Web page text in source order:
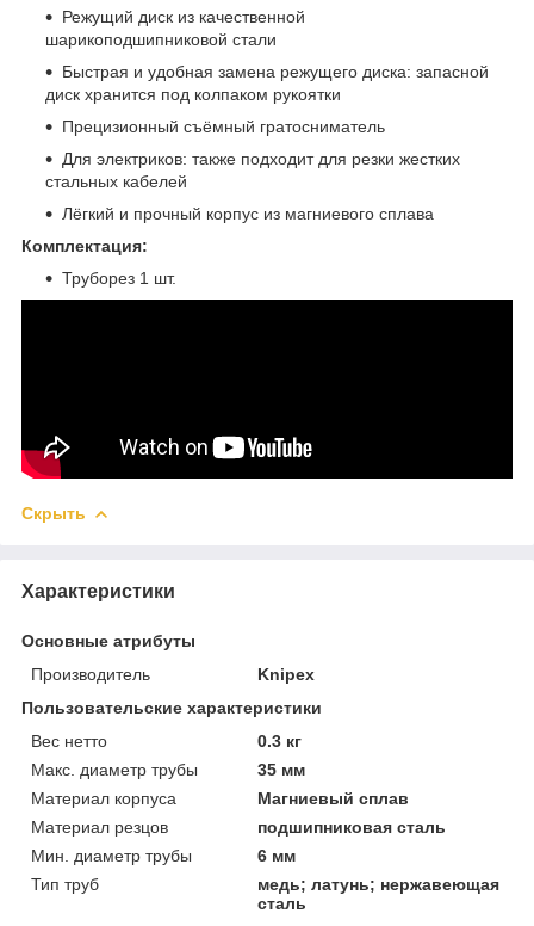
Режущий диск из качественной
шарикоподшипниковой стали
Быстрая и удобная замена режущего диска: запасной
диск хранится под колпаком рукоятки
Прецизионный съёмный гратосниматель
Для электриков: также подходит для резки жестких
стальных кабелей
Лёгкий и прочный корпус из магниевого сплава
Комплектация:
Труборез 1 шт.
Скрыть
Характеристики
Основные атрибуты
Производитель
Knipex
Пользовательские характеристики
Вес нетто
0.3 кг
Макс. диаметр трубы
35 мм
Материал корпуса
Магниевый сплав
Материал резцов
подшипниковая сталь
Мин. диаметр трубы
6 мм
Тип труб
медь; латунь; нержавеющая
сталь